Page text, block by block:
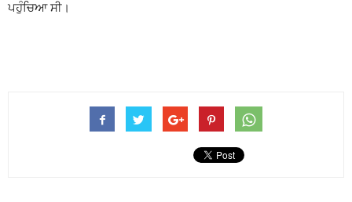
ਪਹੁੰਚਿਆ ਸੀ।